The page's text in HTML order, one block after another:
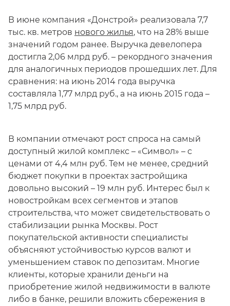
В июне компания «Донстрой» реализовала 7,7
тыс. кв. метров нового жилья, что на 28% выше
значений годом ранее. Выручка девелопера
достигла 2,06 млрд руб. – рекордного значения
для аналогичных периодов прошедших лет. Для
сравнения: на июнь 2014 года выручка
составляла 1,77 млрд руб., а на июнь 2015 года –
1,75 млрд руб.
В компании отмечают рост спроса на самый
доступный жилой комплекс – «Символ» – с
ценами от 4,4 млн руб. Тем не менее, средний
бюджет покупки в проектах застройщика
довольно высокий – 19 млн руб. Интерес был к
новостройкам всех сегментов и этапов
строительства, что может свидетельствовать о
стабилизации рынка Москвы. Рост
покупательской активности специалисты
объясняют устойчивостью курсов валют и
уменьшением ставок по депозитам. Многие
клиенты, которые хранили деньги на
приобретение жилой недвижимости в валюте
либо в банке, решили вложить сбережения в